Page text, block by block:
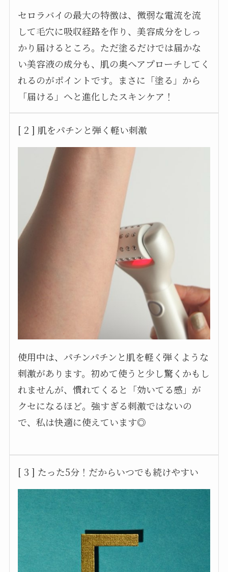
セロラバイの最大の特徴は、微弱な電流を流
して毛穴に吸収経路を作り、美容成分をしっ
かり届けるところ。ただ塗るだけでは届かな
い美容液の成分も、肌の奥へアプローチしてく
れるのがポイントです。まさに「塗る」から
「届ける」へと進化したスキンケア！
[ 2 ] 肌をパチンと弾く軽い刺激
使用中は、パチンパチンと肌を軽く弾くような
刺激があります。初めて使うと少し驚くかもし
れませんが、慣れてくると「効いてる感」が
クセになるほど。強すぎる刺激ではないの
で、私は快適に使えています◎
[ 3 ] たった5分！だからいつでも続けやすい